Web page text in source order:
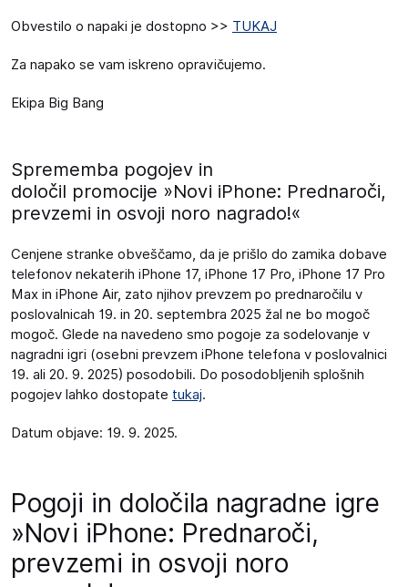
Obvestilo o napaki je dostopno >> TUKAJ
Za napako se vam iskreno opravičujemo.
Ekipa Big Bang
Sprememba pogojev in
določil promocije »Novi iPhone: Prednaroči,
prevzemi in osvoji noro nagrado!«
Cenjene stranke obveščamo, da je prišlo do zamika dobave
telefonov nekaterih iPhone 17, iPhone 17 Pro, iPhone 17 Pro
Max in iPhone Air, zato njihov prevzem po prednaročilu v
poslovalnicah 19. in 20. septembra 2025 žal ne bo mogoč
mogoč. Glede na navedeno smo pogoje za sodelovanje v
nagradni igri (osebni prevzem iPhone telefona v poslovalnici
19. ali 20. 9. 2025) posodobili. Do posodobljenih splošnih
pogojev lahko dostopate tukaj.
Datum objave: 19. 9. 2025.
Pogoji in določila nagradne igre
»Novi iPhone: Prednaroči,
prevzemi in osvoji noro